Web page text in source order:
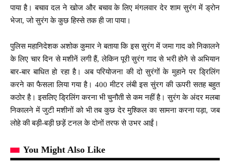
पाया है। बचाव दल ने खोज और बचाव के लिए मंगलवार देर शाम सुरंग में ड्रोन
भेजा, जो सुरंग के कुछ हिस्से तक ही जा पाया।
पुलिस महानिदेशक अशोक कुमार ने बताया कि इस सुरंग में जमा गाद को निकालने
के लिए चार दिन से मशीनें लगी हैं, लेकिन पूरी सुरंग गाद से भरी होने से अभियान
बार-बार बाधित हो रहा है। अब परियोजना की दो सुरंगों के मुहाने पर ड्रिलिंग
करने का फैसला लिया गया है। 400 मीटर लंबी इस सुंरग की ऊपरी सतह बहुत
कठोर है। इसलिए ड्रिलिंग करना भी चुनौती से कम नहीं है। सुरंग के अंदर मलबा
निकालने में जुटी मशीनों को भी तब कुछ देर मुश्किल का सामना करना पड़ा, जब
लोहे की बड़ी-बड़ी छड़ें टनल के दोनों तरफ से उभर आईं।
You Might Also Like